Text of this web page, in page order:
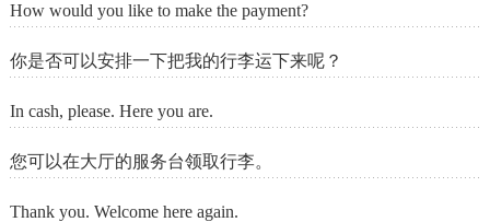
How would you like to make the payment?
你是否可以安排一下把我的行李运下来呢？
In cash, please. Here you are.
您可以在大厅的服务台领取行李。
Thank you. Welcome here again.